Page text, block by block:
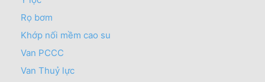
Rọ bơm
Khớp nối mềm cao su
Van PCCC
Van Thuỷ lực